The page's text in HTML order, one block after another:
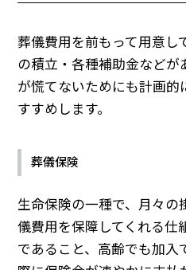
葬儀費用を前もって用意し
の積立・各種補助金などが
が慌てないためにも計画的
すすめします。
葬儀保険
生命保険の一種で、月々の
儀費用を保障してくれる仕
であること、高齢でも加入